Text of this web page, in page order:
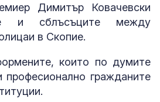
Димитър Ковачевски
и сблъсъците между
в Скопие.
които по думите
гражданите